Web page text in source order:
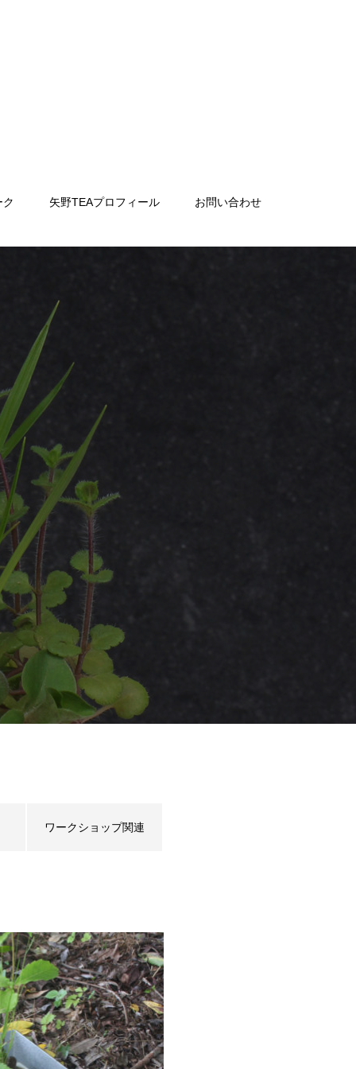
矢野TEAプロフィール お問い合わせ
ワークショップ関連